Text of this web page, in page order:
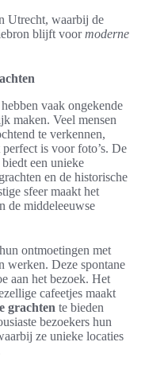
Utrecht, waarbij de
blijft voormoderne
hebben vaak ongekende
maken. Veel mensen
te verkennen,
is voor foto’s. De
een unieke
en de historische
sfeer maakt het
de middeleeuwse
ontmoetingen met
werken. Deze spontane
aan het bezoek. Het
cafeetjes maakt
grachten te bieden
bezoekers hun
ze unieke locaties